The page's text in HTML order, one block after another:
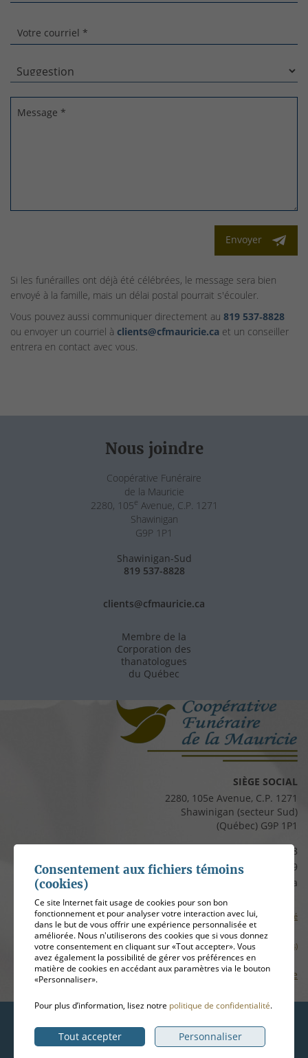
Votre courriel *
Message *
Envoyer
Si les funérailles ont déjà été célébrées, le message sera bien
envoyé à la famille, mais un délai postal pourrait s'écouler.
Vous pouvez aussi communiquer directement au 819 537‑8828
ou envoyer un courriel à clients@cfmauricie.ca et un conseiller
entrera en contact avec vous.
Nous joindre
Coopérative Funéraire
de la Mauricie
2280, 105e Avenue, C.P. 1271
Shawinigan
G9P 1P1
Shawinigan-Sud
819 537-8828
clients@cfmauricie.ca
Membre de la
Corporation des
thanatologues
du Québec
SIÈGE SOCIAL
2280, 105e Avenue, C.P. 1271
Shawinigan (secteur Sud)
(Québec) G9P 1P1
819 537-8828
Télécopieur :819 537-8829
clients@cfmauricie.ca
Conditions d’utilisation et politique de confidentialité
Gérer mes témoins (cookies)
Plan de site
Hébergement
ADN communication
Consentement aux fichiers témoins
(cookies)
Ce site Internet fait usage de cookies pour son bon
fonctionnement et pour analyser votre interaction avec lui,
dans le but de vous offrir une expérience personnalisée et
améliorée. Nous n'utiliserons des cookies que si vous donnez
votre consentement en cliquant sur «Tout accepter». Vous
avez également la possibilité de gérer vos préférences en
matière de cookies en accédant aux paramètres via le bouton
«Personnaliser».
Pour plus d’information, lisez notre politique de confidentialité.
Tout accepter Personnaliser